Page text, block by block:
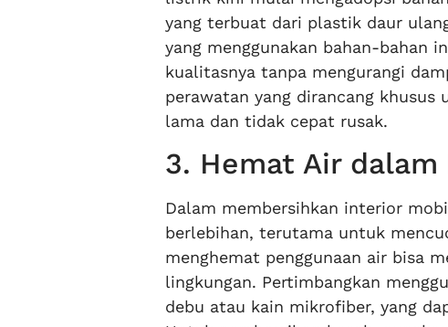
yang terbuat dari plastik daur
yang menggunakan bahan-bahan
kualitasnya tanpa mengurangi
perawatan yang dirancang
lama dan tidak cepat rusak.
3. Hemat Air
Dalam membersihkan interior
berlebihan, terutama untuk
menghemat penggunaan air bisa
lingkungan. Pertimbangkan
debu atau kain mikrofiber, yang